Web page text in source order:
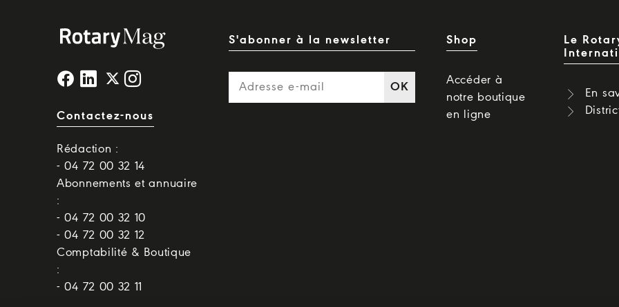
Contactez-nous
Rédaction :
- 04 72 00 32 14
Abonnements et annuaire
:
- 04 72 00 32 10
- 04 72 00 32 12
Comptabilité & Boutique
:
- 04 72 00 32 11
S'abonner à la newsletter
OK
Shop
Accéder à
notre boutique
en ligne
Le
En